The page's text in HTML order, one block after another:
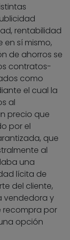
rentabilidad
en sí mismo,
de ahorros se
contratos-
como
el cual la
al
precio que
por el
que
al
una
lícita de
del cliente,
vendedora y
por
opción